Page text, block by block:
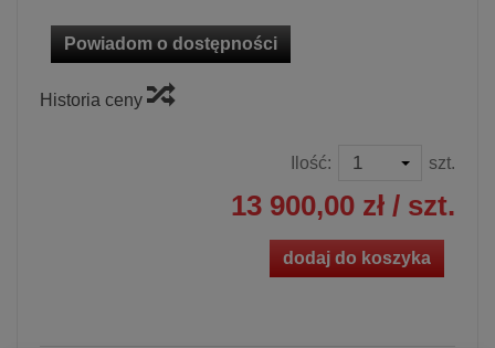
Powiadom o dostępności
Historia ceny
Ilość: szt.
13 900,00 zł / szt.
dodaj do koszyka